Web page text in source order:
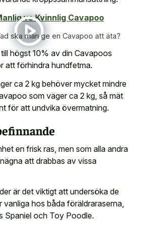
vs Kvinnlig Cavapoo
ska man ge en Cavapoo att äta?
högst 10% av din Cavapoos
att förhindra hundfetma.
ca 2 kg behöver mycket mindre
som väger ca 2 kg, så mät
för att undvika övermatning.
en frisk ras, men som alla andra
att drabbas av vissa
är det viktigt att undersöka de
vanliga hos båda föräldraraserna,
Spaniel och Toy Poodle.